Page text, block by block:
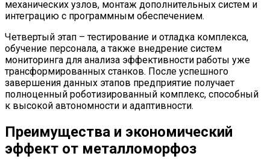
механических узлов, монтаж дополнительных систем и
интеграцию с программным обеспечением.
Четвертый этап – тестирование и отладка комплекса,
обучение персонала, а также внедрение систем
мониторинга для анализа эффективности работы уже
трансформированных станков. После успешного
завершения данных этапов предприятие получает
полноценный роботизированный комплекс, способный
к высокой автономности и адаптивности.
Преимущества и экономический
эффект от металломорфоз